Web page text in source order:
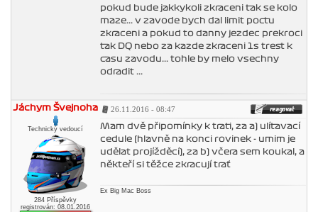
pokud bude jakkykoli zkraceni tak se kolo
maze... v zavode bych dal limit poctu
zkraceni a pokud to danny jezdec prekroci
tak DQ nebo za kazde zkraceni 1s trest k
casu zavodu... tohle by melo vsechny
odradit ...
Jáchym Švejnoha
Technický vedoucí
284 Příspěvky
registrován: 08.01.2016
26.11.2016 - 08:47
Mam dvě připomínky k trati, za a) ulítavací
cedule (hlavně na konci rovinek - umim je
udělat projížděcí), za b) včera sem koukal, a
někteří si těžce zkracují trať
Ex Big Mac Boss